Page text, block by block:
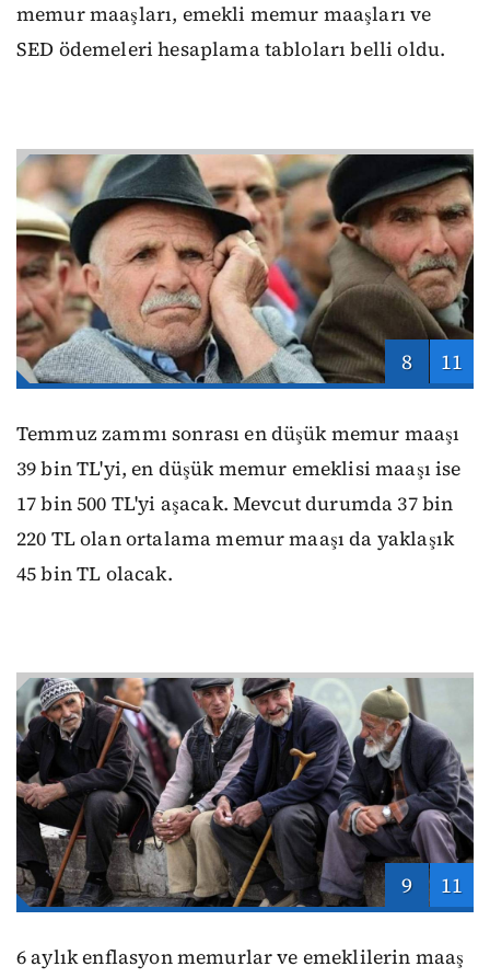
memur maaşları, emekli memur maaşları ve
SED ödemeleri hesaplama tabloları belli oldu.
8 11
Temmuz zammı sonrası en düşük memur maaşı
39 bin TL'yi, en düşük memur emeklisi maaşı ise
17 bin 500 TL'yi aşacak. Mevcut durumda 37 bin
220 TL olan ortalama memur maaşı da yaklaşık
45 bin TL olacak.
9 11
6 aylık enflasyon memurlar ve emeklilerin maaş